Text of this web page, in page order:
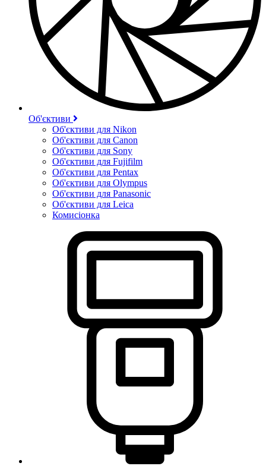
Об'єктиви
Об'єктиви для Nikon
Об'єктиви для Canon
Об'єктиви для Sony
Об'єктиви для Fujifilm
Об'єктиви для Pentax
Об'єктиви для Olympus
Об'єктиви для Panasonic
Об'єктиви для Leica
Комисіонка